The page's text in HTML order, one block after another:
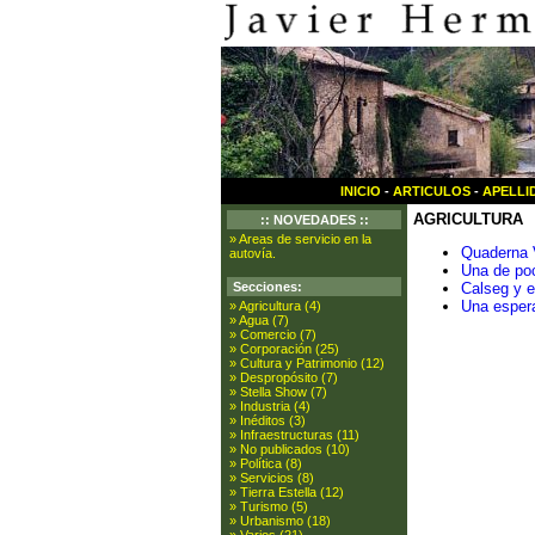
INICIO - ARTICULOS -
:: NOVEDADES ::
» Areas de servicio en la
autovía.
Secciones:
» Agricultura (4)
» Agua (7)
» Comercio (7)
» Corporación (25)
» Cultura y Patrimonio (12)
» Despropósito (7)
» Stella Show (7)
» Industria (4)
» Inéditos (3)
» Infraestructuras (11)
» No publicados (10)
» Política (8)
» Servicios (8)
» Tierra Estella (12)
» Turismo (5)
» Urbanismo (18)
AGRICULTURA
Quaderna
Una de
Calseg y
Una